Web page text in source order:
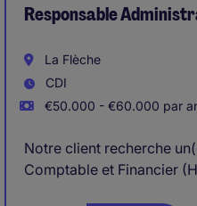
Responsable
La Flèche
CDI
€50.000 - €60.000 par
Notre client recherche
Comptable et Financier